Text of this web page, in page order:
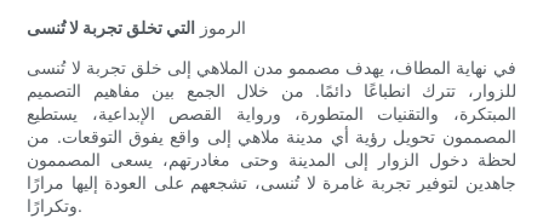
الرموز التي تخلق تجربة لا تُنسى
في نهاية المطاف، يهدف مصممو مدن الملاهي إلى خلق تجربة لا تُنسى
للزوار، تترك انطباعًا دائمًا. من خلال الجمع بين مفاهيم التصميم
المبتكرة، والتقنيات المتطورة، ورواية القصص الإبداعية، يستطيع
المصممون تحويل رؤية أي مدينة ملاهي إلى واقع يفوق التوقعات. من
لحظة دخول الزوار إلى المدينة وحتى مغادرتهم، يسعى المصممون
جاهدين لتوفير تجربة غامرة لا تُنسى، تشجعهم على العودة إليها مرارًا
وتكرارًا.